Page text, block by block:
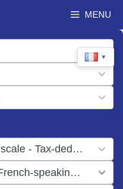
MENU
▼
Missions avec réduction fiscale - Tax-deductible missions
Missions francophones - French-speaking missions